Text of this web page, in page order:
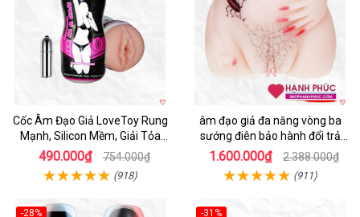
Cốc Âm Đạo Giả LoveToy Rung
Mạnh, Silicon Mềm, Giải Tỏa
Sinh Lý
490.000₫ 754.000₫
(918)
âm đạo giả đa năng vòng ba
sướng điên bảo hành đổi trả
nhanh
1.600.000₫ 2.388.000₫
(911)
-28%
-31%